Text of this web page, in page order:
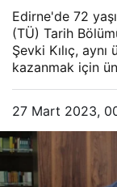
Edirne'de 72
(TÜ) Tarih
Şevki Kılıç,
kazanmak için
27 Mart 2023,